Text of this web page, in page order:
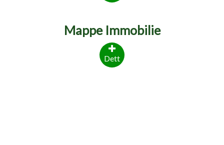
Mappe Immobilie
Dett